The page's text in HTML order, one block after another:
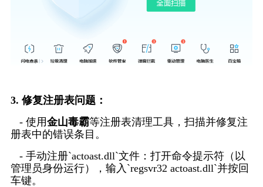
3. 修复注册表问题：
- 使用金山毒霸等注册表清理工具，扫描并修复注
册表中的错误条目。
- 手动注册`actoast.dll`文件：打开命令提示符（以
管理员身份运行），输入`regsvr32 actoast.dll`并按回
车键。